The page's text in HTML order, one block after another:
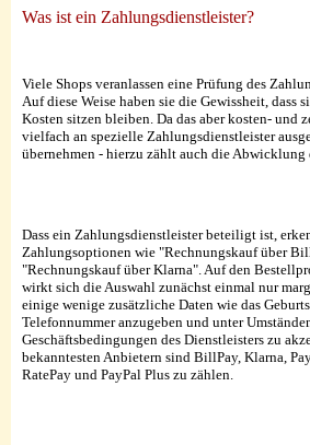
Was ist ein Zahlungsdienstleister?
Viele Shops veranlassen eine Prüfung des
Auf diese Weise haben sie die Gewissheit, dass
Kosten sitzen bleiben. Da das aber kosten- und
vielfach an spezielle Zahlungsdienstleister
übernehmen - hierzu zählt auch die Abwicklung
Dass ein Zahlungsdienstleister beteiligt ist,
Zahlungsoptionen wie "Rechnungskauf über
"Rechnungskauf über Klarna". Auf den
wirkt sich die Auswahl zunächst einmal nur
einige wenige zusätzliche Daten wie das
Telefonnummer anzugeben und unter
Geschäftsbedingungen des Dienstleisters zu
bekanntesten Anbietern sind BillPay, Klarna,
RatePay und PayPal Plus zu zählen.